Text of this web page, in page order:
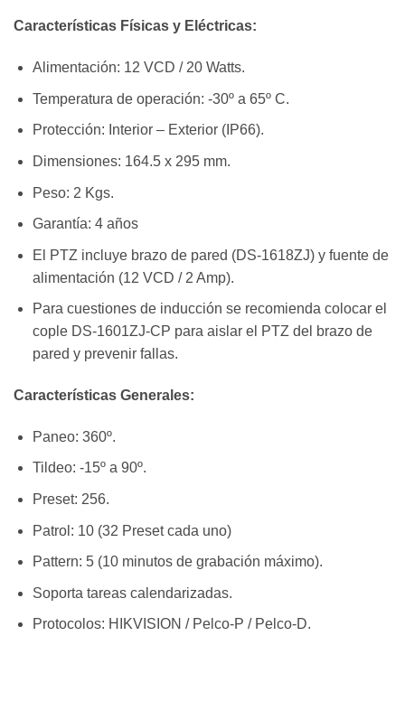
Características Físicas y Eléctricas:
Alimentación: 12 VCD / 20 Watts.
Temperatura de operación: -30º a 65º C.
Protección: Interior – Exterior (IP66).
Dimensiones: 164.5 x 295 mm.
Peso: 2 Kgs.
Garantía: 4 años
El PTZ incluye brazo de pared (DS-1618ZJ) y fuente de
alimentación (12 VCD / 2 Amp).
Para cuestiones de inducción se recomienda colocar el
cople DS-1601ZJ-CP para aislar el PTZ del brazo de
pared y prevenir fallas.
Características Generales:
Paneo: 360º.
Tildeo: -15º a 90º.
Preset: 256.
Patrol: 10 (32 Preset cada uno)
Pattern: 5 (10 minutos de grabación máximo).
Soporta tareas calendarizadas.
Protocolos: HIKVISION / Pelco-P / Pelco-D.